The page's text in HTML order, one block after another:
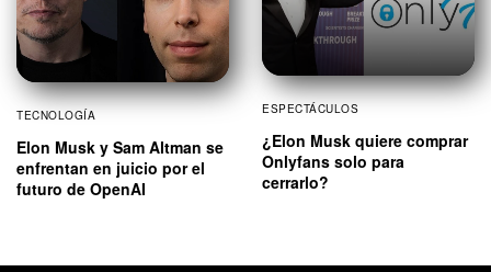
TECNOLOGÍA
Elon Musk y Sam Altman se
enfrentan en juicio por el
futuro de OpenAI
ESPECTÁCULOS
¿Elon Musk quiere comprar
Onlyfans solo para
cerrarlo?